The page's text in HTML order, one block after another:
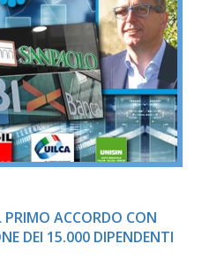
ACCORDO CON
DEI 15.000 DIPENDENTI